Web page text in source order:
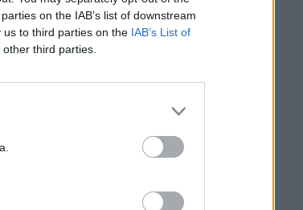
on the IAB’s list of downstream
to third parties on the IAB’s List of
third parties.